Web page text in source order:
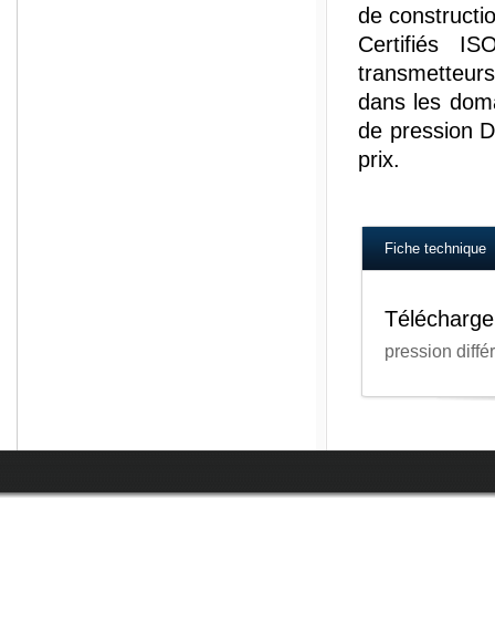
de
Certifiés
dans les
de pression
prix.
Fiche technique
pression